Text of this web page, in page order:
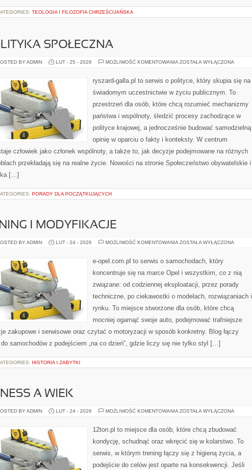
TEOLOGIA I FILOZOFIA CHRZEŚCIJAŃSKA
SPOŁECZNA
BY ADMIN LUT - 25 - 2026 MOŻLIWOŚĆ KOMENTOWANIA POLITYKA
ZOSTAŁA WYŁĄCZONA
ryszard-galla.pl to serwis o polityce, który skupia się na
świadomym uczestnictwie w życiu publicznym. To
przestrzeń dla osób, które chcą rozumieć mechanizmy
państwa i wspólnoty, śledzić procesy zachodzące w
polityce krajowej, a jednocześnie budować samodzielną
opinię w oparciu o fakty i konteksty. W centrum
człowiek jako członek wspólnoty, a także to, jak decyzje podejmowane na różnych
przekładają się na realne życie. Nowości na stronie Społeczeństwo obywatelskie i
[…]
PORADY DLA POCZĄTKUJĄCYCH
I MODYFIKACJE
BY ADMIN LUT - 24 - 2026 MOŻLIWOŚĆ KOMENTOWANIA TUNING
ZOSTAŁA WYŁĄCZONA
e-opel.com.pl to serwis o samochodach, który
koncentruje się na marce Opel i wszystkim, co z nią
związane: od codziennej eksploatacji, przez porady
techniczne, po ciekawostki o modelach, rozwiązaniach i
rynku. To miejsce stworzone dla osób, które chcą
mocniej ogarnąć swoje auto, podejmować trafniejsze
zakupowe i serwisowe oraz czytać o motoryzacji w sposób konkretny. Blog łączy
samochodów z podejściem „na co dzień”, gdzie liczy się nie tylko styl […]
HISTORIA I ZABYTKI
A WIEK
BY ADMIN LUT - 24 - 2026 MOŻLIWOŚĆ KOMENTOWANIA FITNESS
ZOSTAŁA WYŁĄCZONA
12ton.pl to miejsce dla osób, które chcą zbudować
kondycję, schudnąć oraz wkręcić się w kolarstwo. To
serwis, w którym trening łączy się z higieną życia, a
podejście do celów jest oparte na konsekwencji. Jeśli